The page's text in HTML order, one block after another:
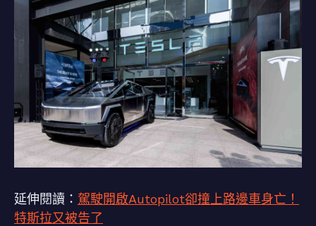
延伸閱讀： 駕駛開啟Autopilot卻撞上路邊車身亡！
特斯拉又被告了